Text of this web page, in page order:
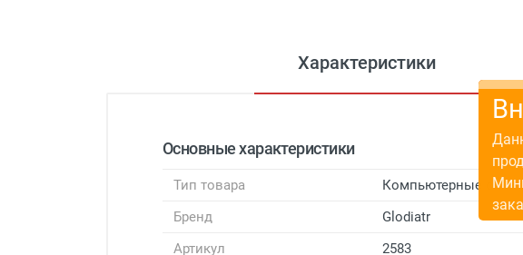
Характеристики
Основные характеристики
Тип товара
Компьютерные очки
Бренд
Glodiatr
Артикул
2583